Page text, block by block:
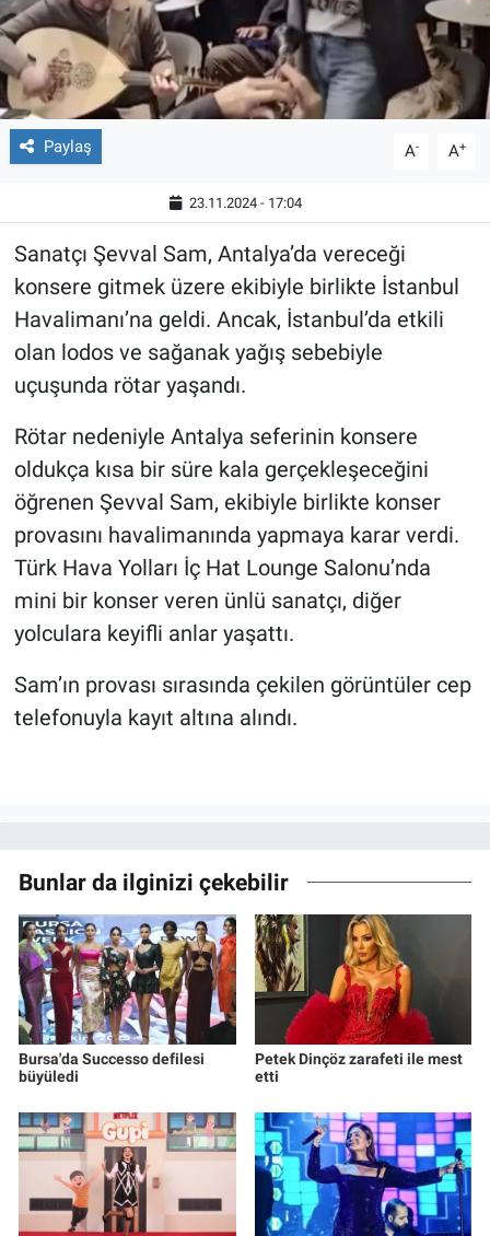
Paylaş A- A+
23.11.2024 - 17:04
Sanatçı Şevval Sam, Antalya’da vereceği
konsere gitmek üzere ekibiyle birlikte İstanbul
Havalimanı’na geldi. Ancak, İstanbul’da etkili
olan lodos ve sağanak yağış sebebiyle
uçuşunda rötar yaşandı.
Rötar nedeniyle Antalya seferinin konsere
oldukça kısa bir süre kala gerçekleşeceğini
öğrenen Şevval Sam, ekibiyle birlikte konser
provasını havalimanında yapmaya karar verdi.
Türk Hava Yolları İç Hat Lounge Salonu’nda
mini bir konser veren ünlü sanatçı, diğer
yolculara keyifli anlar yaşattı.
Sam’ın provası sırasında çekilen görüntüler cep
telefonuyla kayıt altına alındı.
Bunlar da ilginizi çekebilir
Bursa'da Successo defilesi
büyüledi
Petek Dinçöz zarafeti ile mest
etti